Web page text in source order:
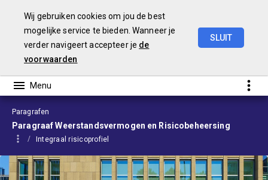
Wij gebruiken cookies om jou de best
mogelijke service te bieden. Wanneer je
verder navigeert accepteer je de
voorwaarden
SLUIT
Paragrafen
Paragraaf Weerstandsvermogen en Risicobeheersing
Integraal risicoprofiel